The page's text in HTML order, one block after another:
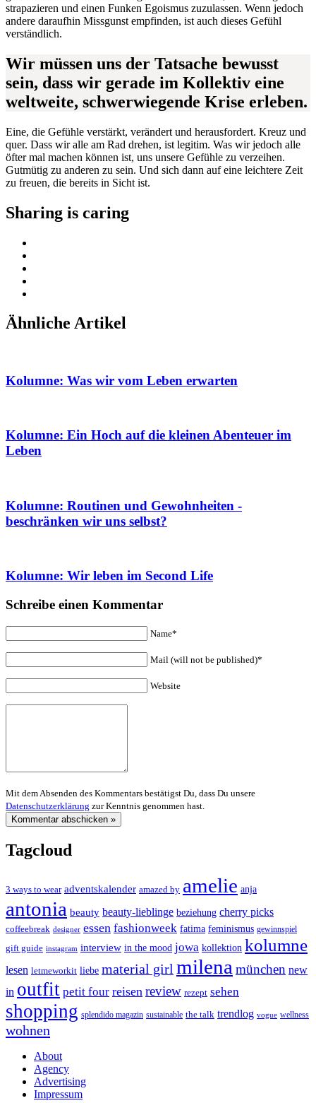
strapazieren und einen Funken Egoismus zuzulassen. Wenn jedoch
andere daraufhin Missgunst empfinden, ist auch dieses Gefühl
verständlich.
Wir müssen uns der Tatsache bewusst
sein, dass wir gerade im Kollektiv eine
weltweite, schwerwiegende Krise erleben.
Eine, die Gefühle verstärkt, verändert und herausfordert. Kreuz und
quer. Dass wir alle am Rad drehen, ist legitim. Was wir jedoch alle
öfter mal machen können ist, uns unsere Gefühle zu verzeihen.
Gutmütig zu anderen zu sein. Und sich dann auf eine leichtere Zeit
zu freuen, die bereits in Sicht ist.
Sharing is caring
Ähnliche Artikel
Kolumne: Was wir vom Leben erwarten
Kolumne: Ein Hoch auf die kleinen Abenteuer im
Leben
Kolumne: Routinen und Gewohnheiten -
beschränken wir uns selbst?
Kolumne: Wir leben im Second Life
Schreibe einen Kommentar
Name*
Mail (will not be published)*
Website
Mit dem Absenden des Kommentars bestätigst Du, dass Du unsere
Datenschutzerklärung zur Kenntnis genommen hast.
Tagcloud
3 ways to wear adventskalender amazed by amelie anja
antonia beauty beauty-lieblinge beziehung cherry picks
coffeebreak designer essen fashionweek fatima feminismus gewinnspiel
gift guide instagram interview in the mood jowa kollektion kolumne
lesen letmeworkit liebe material girl milena münchen new
in outfit petit four reisen review rezept sehen
shopping splendido magazin sustainable the talk trendlog vogue wellness
wohnen
About
Agency
Advertising
Impressum